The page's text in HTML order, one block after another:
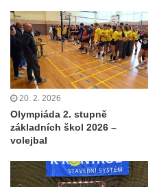
20. 2. 2026
Olympiáda 2. stupně
základních škol 2026 –
volejbal